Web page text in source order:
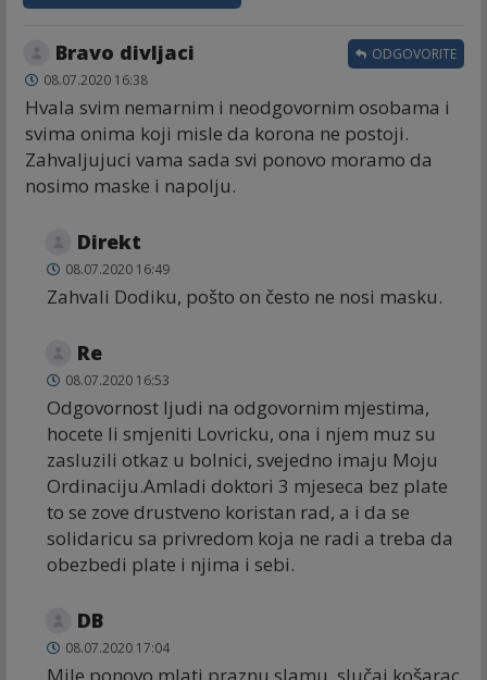
Bravo divljaci
08.07.2020 16:38
Hvala svim nemarnim i neodgovornim osobama i
svima onima koji misle da korona ne postoji.
Zahvaljujuci vama sada svi ponovo moramo da
nosimo maske i napolju.
ODGOVORITE
Direkt
08.07.2020 16:49
Zahvali Dodiku, pošto on često ne nosi masku.
Re
08.07.2020 16:53
Odgovornost ljudi na odgovornim mjestima,
hocete li smjeniti Lovricku, ona i njem muz su
zasluzili otkaz u bolnici, svejedno imaju Moju
Ordinaciju.Amladi doktori 3 mjeseca bez plate
to se zove drustveno koristan rad, a i da se
solidaricu sa privredom koja ne radi a treba da
obezbedi plate i njima i sebi.
DB
08.07.2020 17:04